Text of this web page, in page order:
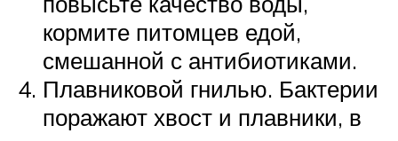
кормите питомцев едой,
смешанной с антибиотиками.
Плавниковой гнилью. Бактерии
поражают хвост и плавники, в